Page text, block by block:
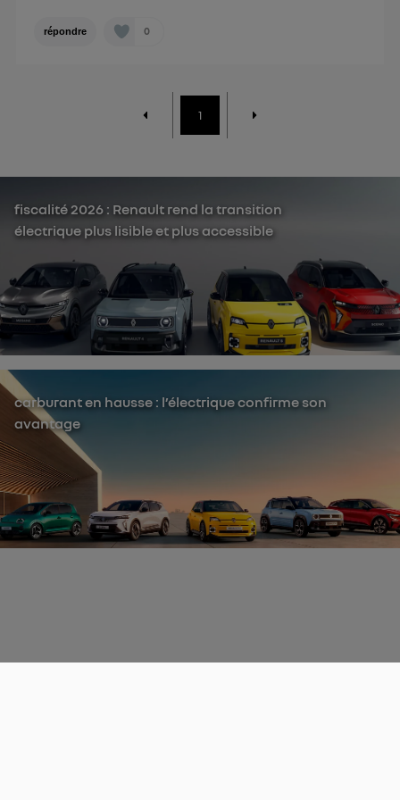
répondre 0
1
fiscalité 2026 : Renault rend la transition
électrique plus lisible et plus accessible
carburant en hausse : l’électrique confirme son
avantage